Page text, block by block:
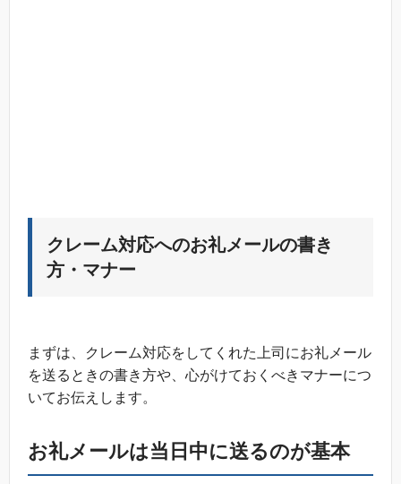
クレーム対応へのお礼メールの書き
方・マナー
まずは、クレーム対応をしてくれた上司にお礼メール
を送るときの書き方や、心がけておくべきマナーにつ
いてお伝えします。
お礼メールは当日中に送るのが基本